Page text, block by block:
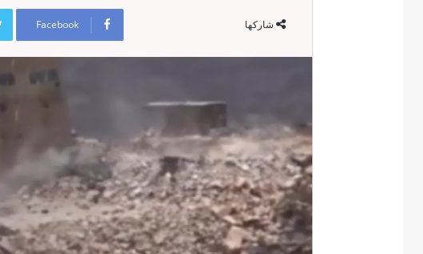
شاركها Facebook